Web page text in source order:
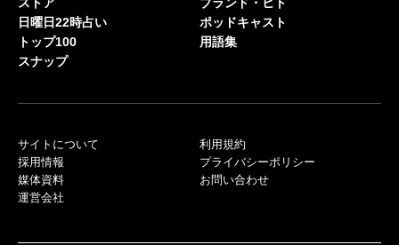
日曜日22時占い
トップ100
スナップ
ポッドキャスト
用語集
サイトについて
採用情報
媒体資料
運営会社
利用規約
プライバシーポリシー
お問い合わせ